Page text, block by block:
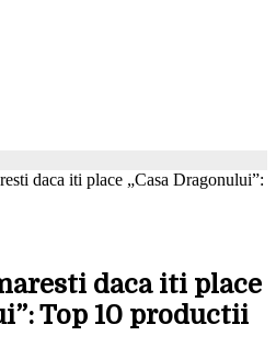
daca iti place „Casa Dragonului”:
daca iti place
Top 10 productii